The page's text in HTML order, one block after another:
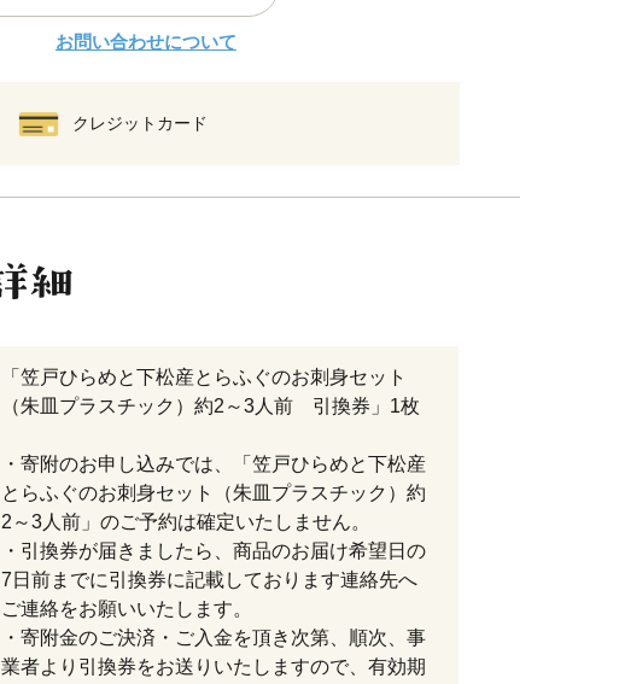
お問い合わせについて
クレジットカード
「笠戸ひらめと下松産とらふぐのお刺身セット
（朱皿プラスチック）約2～3人前 引換券」1枚
・寄附のお申し込みでは、「笠戸ひらめと下松産
とらふぐのお刺身セット（朱皿プラスチック）約
2～3人前」のご予約は確定いたしません。
・引換券が届きましたら、商品のお届け希望日の
7日前までに引換券に記載しております連絡先へ
ご連絡をお願いいたします。
・寄附金のご決済・ご入金を頂き次第、順次、事
業者より引換券をお送りいたしますので、有効期